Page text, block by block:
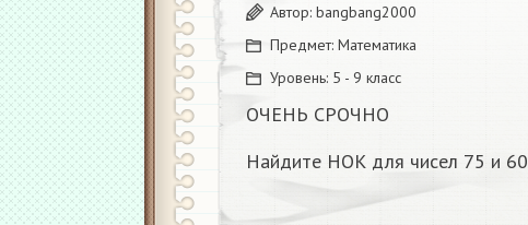
Автор: bangbang2000
Предмет: Математика
Уровень: 5 - 9 класс
ОЧЕНЬ СРОЧНО
Найдите НОК для чисел 75 и 60 ​